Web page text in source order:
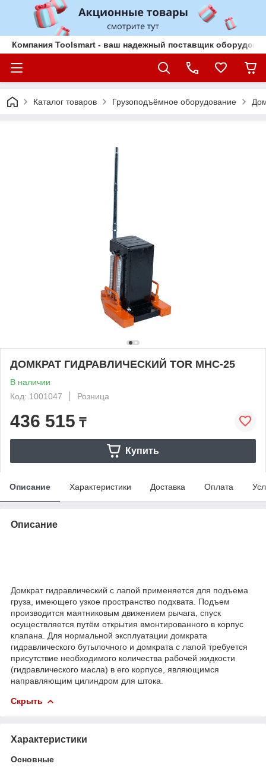
Компания Toolsmart - ваш надежный поставщик
Каталог товаров Грузоподъёмное оборудование
ДОМКРАТ ГИДРАВЛИЧЕСКИЙ TOR MHC-25
В наличии
Код: 1001047
Розница
436 515 ₸
Купить
Описание Характеристики Доставка Оплата
Описание
Домкрат гидравлический с лапой применяется для подъема
груза, имеющего узкое пространство подхвата. Подъем
производится маятниковым движением рычага, спуск
осуществляется путём открытия вмонтированного в корпус
клапана. Для нормальной эксплуатации домкрата
гидравлического бутылочного и домкрата с лапой требуется
присутствие необходимого количества рабочей жидкости
(гидравлического масла) в его корпусе, являющимся
направляющим цилиндром для штока.
Скрыть
Характеристики
Основные